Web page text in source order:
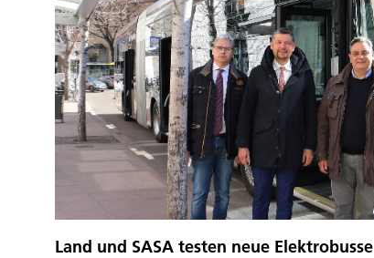
Land und SASA testen neue Elektrobusse